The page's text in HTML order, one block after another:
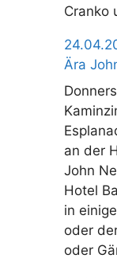
Cranko
Ära
an der
John
Hotel
in
oder
oder